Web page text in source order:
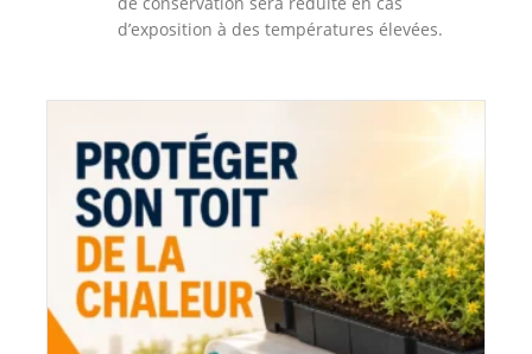
d’exposition à des températures élevées.